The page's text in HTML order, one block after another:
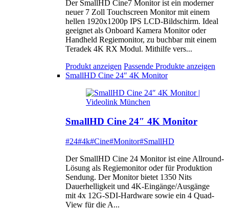
Der SmallHD Cine7 Monitor ist ein moderner
neuer 7 Zoll Touchscreen Monitor mit einem
hellen 1920x1200p IPS LCD-Bildschirm. Ideal
geeignet als Onboard Kamera Monitor oder
Handheld Regiemonitor, zu buchbar mit einem
Teradek 4K RX Modul. Mithilfe vers...
Produkt anzeigen Passende Produkte anzeigen
SmallHD Cine 24″ 4K Monitor
SmallHD Cine 24″ 4K Monitor
#24#4k#Cine#Monitor#SmallHD
Der SmallHD Cine 24 Monitor ist eine Allround-
Lösung als Regiemonitor oder für Produktion
Sendung. Der Monitor bietet 1350 Nits
Dauerhelligkeit und 4K-Eingänge/Ausgänge
mit 4x 12G-SDI-Hardware sowie ein 4 Quad-
View für die A...